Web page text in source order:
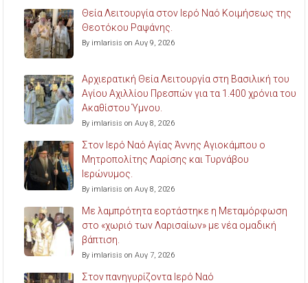
Θεία Λειτουργία στον Ιερό Ναό Κοιμήσεως της
Θεοτόκου Ραψάνης.
By imlarisis on Αυγ 9, 2026
Αρχιερατική Θεία Λειτουργία στη Βασιλική του
Αγίου Αχιλλίου Πρεσπών για τα 1.400 χρόνια του
Ακαθίστου Ύμνου.
By imlarisis on Αυγ 8, 2026
Στον Ιερό Ναό Αγίας Άννης Αγιοκάμπου ο
Μητροπολίτης Λαρίσης και Τυρνάβου
Ιερώνυμος.
By imlarisis on Αυγ 8, 2026
Με λαμπρότητα εορτάστηκε η Μεταμόρφωση
στο «χωριό των Λαρισαίων» με νέα ομαδική
βάπτιση.
By imlarisis on Αυγ 7, 2026
Στον πανηγυρίζοντα Ιερό Ναό